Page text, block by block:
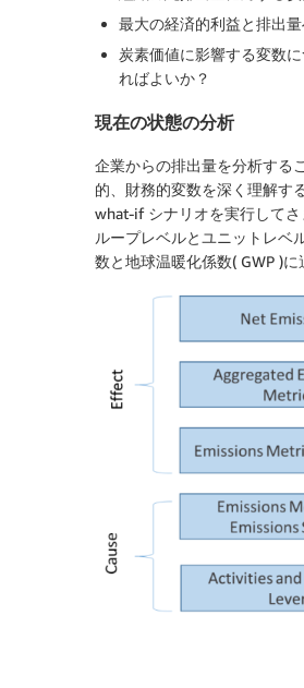
最大の経済的利益と排出
炭素価値に影響する変数
ればよいか？
現在の状態の分析
企業からの排出量を分析する
的、財務的変数を深く理解す
what-if シナリオを実行して
ループレベルとユニットレベ
数と地球温暖化係数( GWP )